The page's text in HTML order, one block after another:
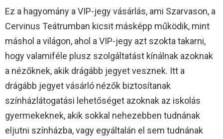
Ez a hagyomány a VIP-jegy vásárlás, ami Szarvason, a
Cervinus Teátrumban kicsit másképp működik, mint
máshol a világon, ahol a VIP-jegy azt szokta takarni,
hogy valamiféle plusz szolgáltatást kínálnak azoknak
a nézőknek, akik drágább jegyet vesznek. Itt a
drágább jegyet vásárló nézők biztosítanak
színházlátogatási lehetőséget azoknak az iskolás
gyermekeknek, akik sokkal nehezebben tudnának
eljutni színházba, vagy egyáltalán el sem tudnának